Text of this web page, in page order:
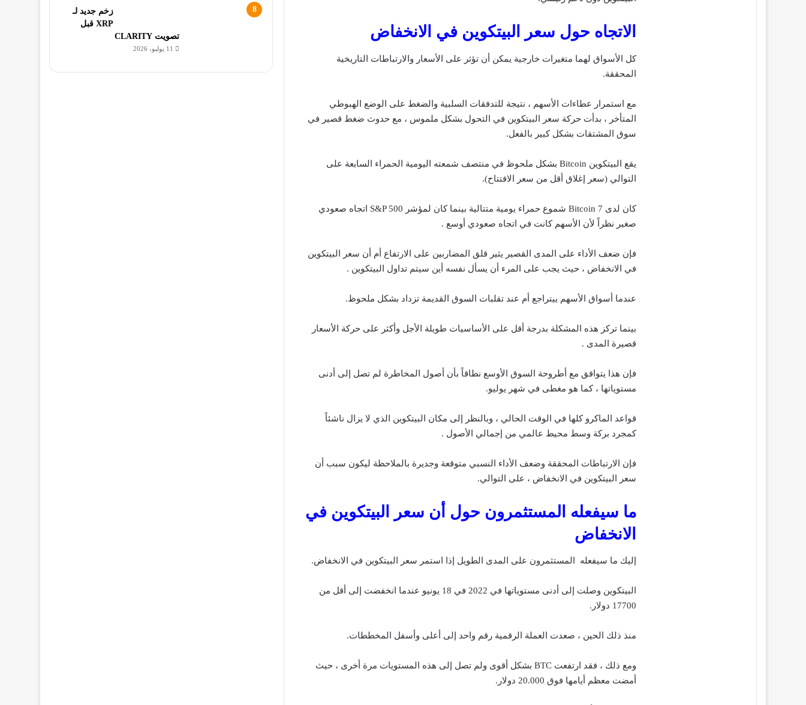
الاتجاه حول سعر البيتكوين في الانخفاض
كل الأسواق لهما متغيرات خارجية يمكن أن تؤثر على الأسعار والارتباطات التاريخية
المحققة.
مع استمرار عطاءات الأسهم ، نتيجة للتدفقات السلبية والضغط على الوضع الهبوطي
المتأخر ، بدأت حركة سعر البيتكوين في التحول بشكل ملموس ، مع حدوث ضغط قصير في
سوق المشتقات بشكل كبير بالفعل.
يقع البيتكوين Bitcoin بشكل ملحوظ في منتصف شمعته اليومية الحمراء السابعة على
التوالي (سعر إغلاق أقل من سعر الافتتاح).
كان لدى Bitcoin 7 شموع حمراء يومية متتالية بينما كان لمؤشر S&P 500 اتجاه صعودي
صغير نظراً لأن الأسهم كانت في اتجاه صعودي أوسع .
فإن ضعف الأداء على المدى القصير يثير قلق المضاربين على الارتفاع أم أن سعر البيتكوين
في الانخفاض ، حيث يجب على المرء أن يسأل نفسه أين سيتم تداول البيتكوين .
عندما أسواق الأسهم ييتراجع أم عند تقلبات السوق القديمة تزداد بشكل ملحوظ.
بينما تركز هذه المشكلة بدرجة أقل على الأساسيات طويلة الأجل وأكثر على حركة الأسعار
قصيرة المدى .
فإن هذا يتوافق مع أطروحة السوق الأوسع نطاقاً بأن أصول المخاطرة لم تصل إلى أدنى
مستوياتها ، كما هو مغطى في شهر يوليو.
قواعد الماكرو كلها في الوقت الحالي ، وبالنظر إلى مكان البيتكوين الذي لا يزال ناشئاً
كمجرد بركة وسط محيط عالمي من إجمالي الأصول .
فإن الارتباطات المحققة وضعف الأداء النسبي متوقعة وجديرة بالملاحظة ليكون سبب أن
سعر البيتكوين في الانخفاض ، على التوالي.
ما سيفعله المستثمرون حول أن سعر البيتكوين في
الانخفاض
إليك ما سيفعله المستثمرون على المدى الطويل إذا استمر سعر البيتكوين في الانخفاض.
البيتكوين وصلت إلى أدنى مستوياتها في 2022 في 18 يونيو عندما انخفضت إلى أقل من
17700 دولار.
منذ ذلك الحين ، صعدت العملة الرقمية رقم واحد إلى أعلى وأسفل المخططات.
ومع ذلك ، فقد ارتفعت BTC بشكل أقوى ولم تصل إلى هذه المستويات مرة أخرى ، حيث
أمضت معظم أيامها فوق 20.000 دولار.
زخم جديد لـ
XRP قبل
تصويت CLARITY
11 يوليو، 2026